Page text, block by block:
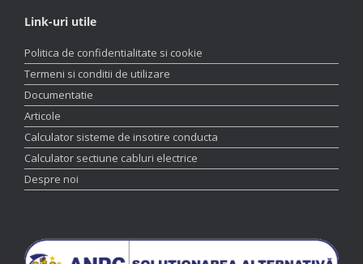
Link-uri utile
Politica de confidentialitate si cookie
Termeni si conditii de utilizare
Documentatie
Articole
Calculator sisteme de insotire conducta
Calculator sectiune cabluri electrice
Despre noi